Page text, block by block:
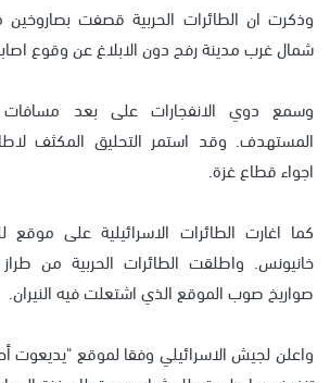
وذكرت ان الطائرات الحربية قصفت
شمال غرب مدينة رفح دون الابلاغ عن وقوع
وسمع دوي الانفجارات على بعد
المستهدف. وقد استمر التحليق المكثف
اجواء قطاع غزة.
كما اغارت الطائرات الاسرائيلية على
خانيونس. واطلقت الطائرات الحربية من
صواريخ صوب الموقع الذي اشتعلت فيه النيران.
واعلن لجيش الاسرائيلي وفقا لموقع "يديعوت